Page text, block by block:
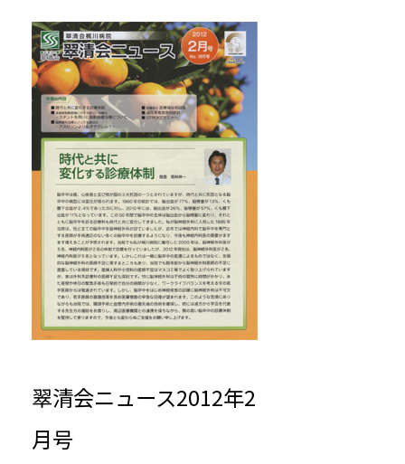
翠清会ニュース2012年2
月号